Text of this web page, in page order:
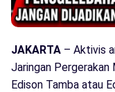
JAKARTA – Aktivis
Jaringan Pergerakan
Edison Tamba atau